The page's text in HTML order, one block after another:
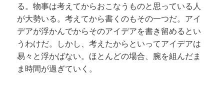
る。物事は考えてからおこなうものと思っている人
が大勢いる。考えてから書くのもその一つだ。アイ
デアが浮かんでからそのアイデアを書き留めるとい
うわけだ。しかし、考えたからといってアイデアは
易々と浮かばない。ほとんどの場合、腕を組んだま
ま時間が過ぎていく。